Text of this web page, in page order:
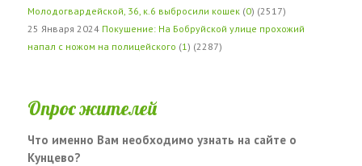
Молодогвардейской, 36, к.6 выбросили кошек (0) (2517)
25 Января 2024 Покушение: На Бобруйской улице прохожий
напал с ножом на полицейского (1 ) (2287)
Опрос жителей
Что именно Вам необходимо узнать на сайте о
Кунцево?